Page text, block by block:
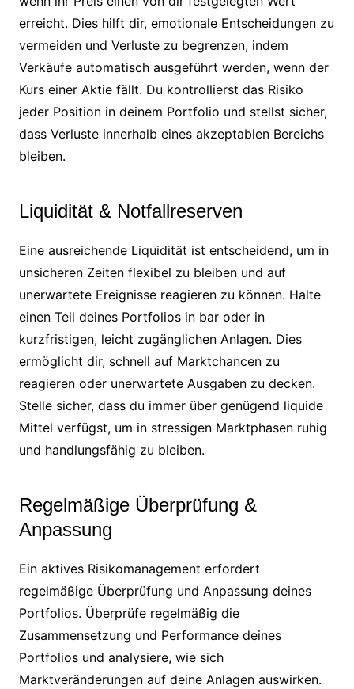
erreicht. Dies hilft dir, emotionale Entscheidungen zu
vermeiden und Verluste zu begrenzen, indem
Verkäufe automatisch ausgeführt werden, wenn der
Kurs einer Aktie fällt. Du kontrollierst das Risiko
jeder Position in deinem Portfolio und stellst sicher,
dass Verluste innerhalb eines akzeptablen Bereichs
bleiben.
Liquidität & Notfallreserven
Eine ausreichende Liquidität ist entscheidend, um in
unsicheren Zeiten flexibel zu bleiben und auf
unerwartete Ereignisse reagieren zu können. Halte
einen Teil deines Portfolios in bar oder in
kurzfristigen, leicht zugänglichen Anlagen. Dies
ermöglicht dir, schnell auf Marktchancen zu
reagieren oder unerwartete Ausgaben zu decken.
Stelle sicher, dass du immer über genügend liquide
Mittel verfügst, um in stressigen Marktphasen ruhig
und handlungsfähig zu bleiben.
Regelmäßige Überprüfung &
Anpassung
Ein aktives Risikomanagement erfordert
regelmäßige Überprüfung und Anpassung deines
Portfolios. Überprüfe regelmäßig die
Zusammensetzung und Performance deines
Portfolios und analysiere, wie sich
Marktveränderungen auf deine Anlagen auswirken.